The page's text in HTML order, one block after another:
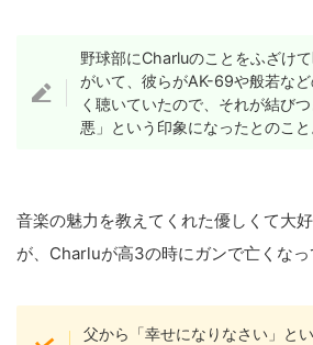
野球部にCharluのことをふざけ
がいて、彼らがAK-69や般若な
く聴いていたので、それが結び
悪」という印象になったとのこと
音楽の魅力を教えてくれた優しくて大
が、Charluが高3の時にガンで亡くなっ
父から「幸せになりなさい」と